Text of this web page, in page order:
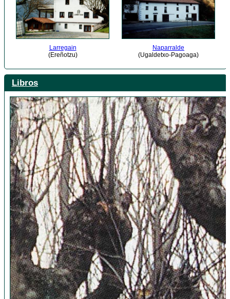
Larregain
(Ereñotzu)
Naparralde
(Ugaldetxo-Pagoaga)
Libros